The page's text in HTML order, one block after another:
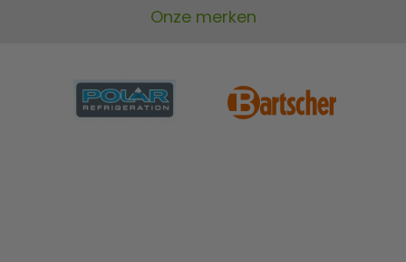
Onze merken